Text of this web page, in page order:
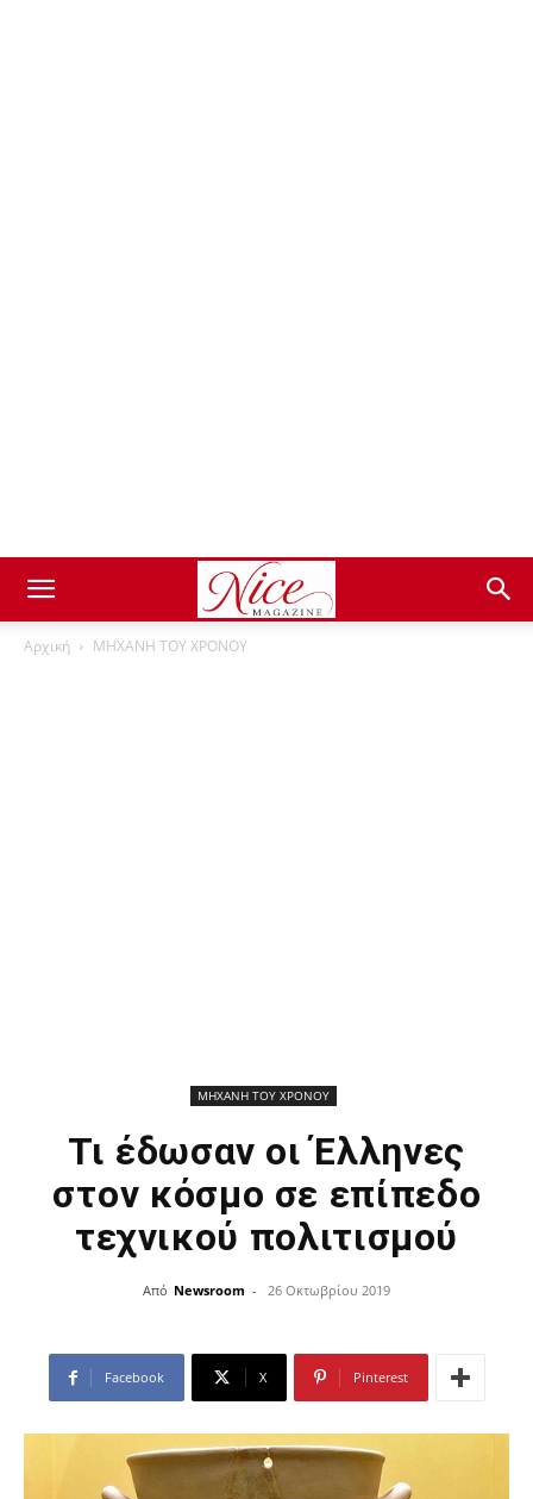
Αρχική ΜΗΧΑΝΗ ΤΟΥ ΧΡΟΝΟΥ
ΜΗΧΑΝΗ ΤΟΥ ΧΡΟΝΟΥ
Τι έδωσαν οι Έλληνες
στον κόσμο σε επίπεδο
τεχνικού πολιτισμού
Από Newsroom - 26 Οκτωβρίου 2019
Facebook X Pinterest